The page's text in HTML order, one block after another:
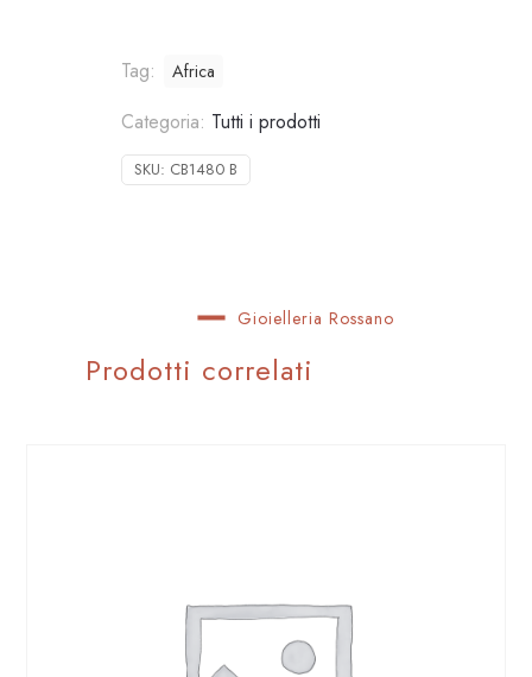
Tag: Africa
Categoria: Tutti i prodotti
SKU: CB1480 B
Gioielleria Rossano
Prodotti correlati